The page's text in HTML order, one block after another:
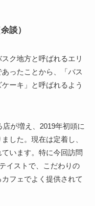
談）
ク地方と呼ばれるエリ
ったことから、「バス
ーキ」と呼ばれるよう
が増え、2019年初頭に
した。現在は定着し、
います。特に今回訪問
イストで、こだわりの
フェでよく提供されて